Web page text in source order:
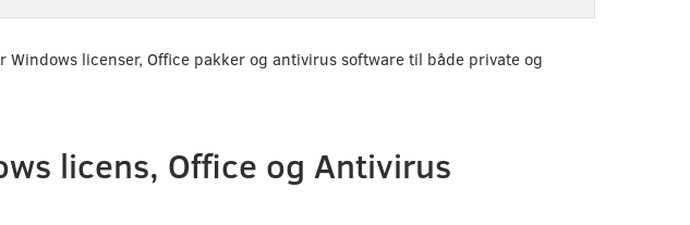
licenser, Office pakker og antivirus software til både private og
licens, Office og Antivirus